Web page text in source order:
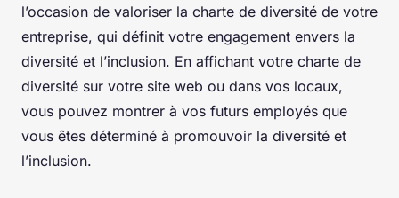
l’occasion de valoriser la charte de diversité de votre
entreprise, qui définit votre engagement envers la
diversité et l’inclusion. En affichant votre charte de
diversité sur votre site web ou dans vos locaux,
vous pouvez montrer à vos futurs employés que
vous êtes déterminé à promouvoir la diversité et
l’inclusion.